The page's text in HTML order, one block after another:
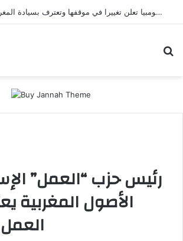
صفعة للبوليساريو.. كولومبيا تعلن تغييرا في موقفها وتعترف بسيادة المغرب على صحرائه
رئيس حزب “العمل”
الأصول المغربية